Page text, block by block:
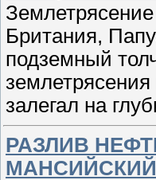
Британия,
подземный
залегал на
РАЗЛИВ